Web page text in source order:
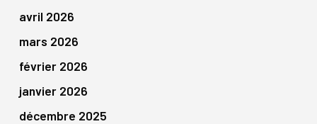
avril 2026
mars 2026
février 2026
janvier 2026
décembre 2025